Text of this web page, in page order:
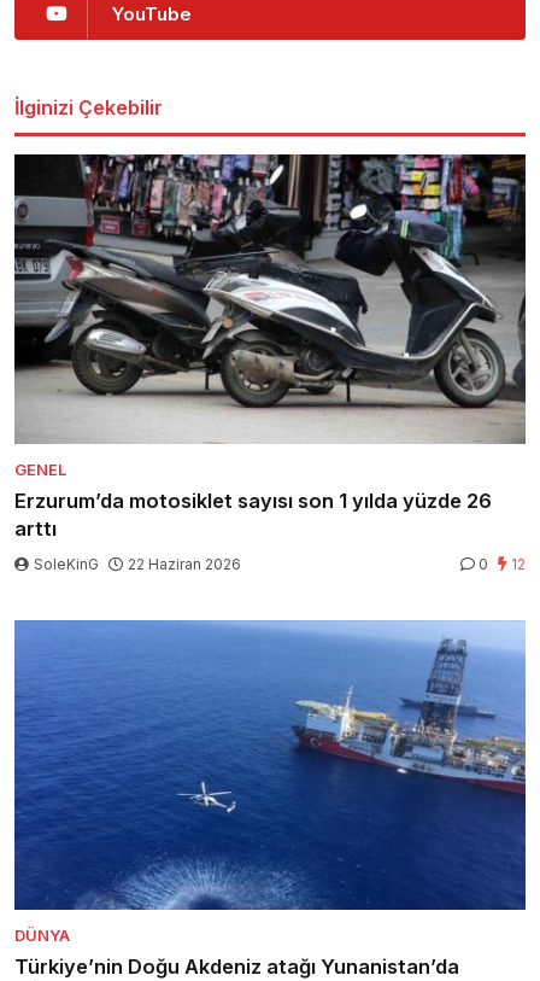
YouTube
İlginizi Çekebilir
GENEL
Erzurum’da motosiklet sayısı son 1 yılda yüzde 26
arttı
SoleKinG 22 Haziran 2026 0 12
DÜNYA
Türkiye’nin Doğu Akdeniz atağı Yunanistan’da